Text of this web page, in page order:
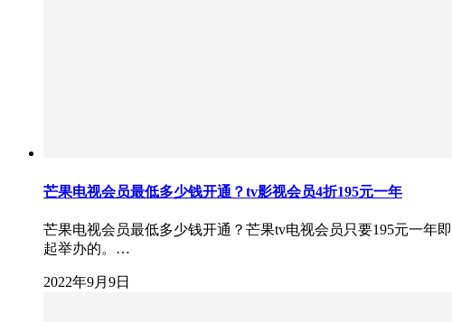
芒果电视会员最低多少钱开通？tv影视会员4折195元一年
芒果电视会员最低多少钱开通？芒果tv电视会员只要195元一年
起举办的。…
2022年9月9日